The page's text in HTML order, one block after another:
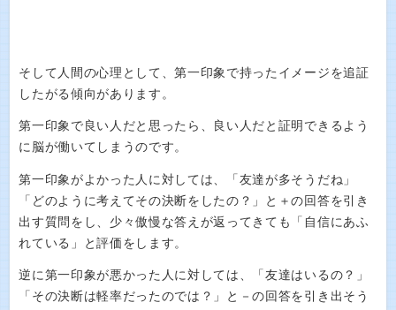
そして人間の心理として、第一印象で持ったイメージを追証
したがる傾向があります。
第一印象で良い人だと思ったら、良い人だと証明できるよう
に脳が働いてしまうのです。
第一印象がよかった人に対しては、「友達が多そうだね」
「どのように考えてその決断をしたの？」と＋の回答を引き
出す質問をし、少々傲慢な答えが返ってきても「自信にあふ
れている」と評価をします。
逆に第一印象が悪かった人に対しては、「友達はいるの？」
「その決断は軽率だったのでは？」と－の回答を引き出そう